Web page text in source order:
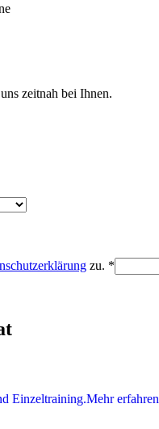
zeitnah bei Ihnen.
zu. *
Einzeltraining.Mehr erfahren